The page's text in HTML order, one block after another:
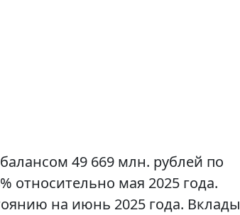
49 669 млн. рублей по
относительно мая 2025 года.
на июнь 2025 года. Вклады